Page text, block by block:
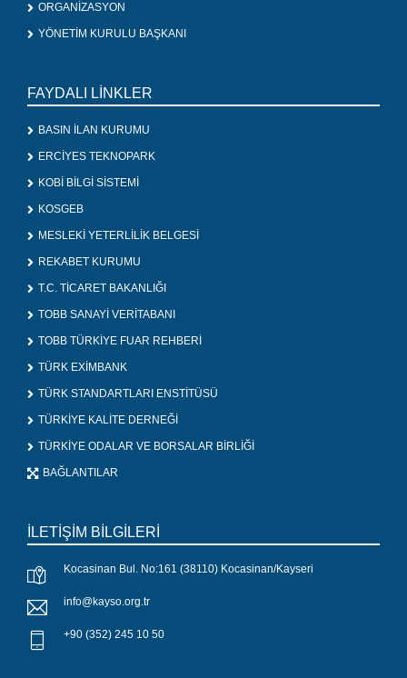
ORGANİZASYON
YÖNETİM KURULU BAŞKANI
FAYDALI LİNKLER
BASIN İLAN KURUMU
ERCİYES TEKNOPARK
KOBİ BİLGİ SİSTEMİ
KOSGEB
MESLEKİ YETERLİLİK BELGESİ
REKABET KURUMU
T.C. TİCARET BAKANLIĞI
TOBB SANAYİ VERİTABANI
TOBB TÜRKİYE FUAR REHBERİ
TÜRK EXİMBANK
TÜRK STANDARTLARI ENSTİTÜSÜ
TÜRKİYE KALİTE DERNEĞİ
TÜRKİYE ODALAR VE BORSALAR BİRLİĞİ
BAĞLANTILAR
İLETİŞİM BİLGİLERİ
Kocasinan Bul. No:161 (38110) Kocasinan/Kayseri
info@kayso.org.tr
+90 (352) 245 10 50